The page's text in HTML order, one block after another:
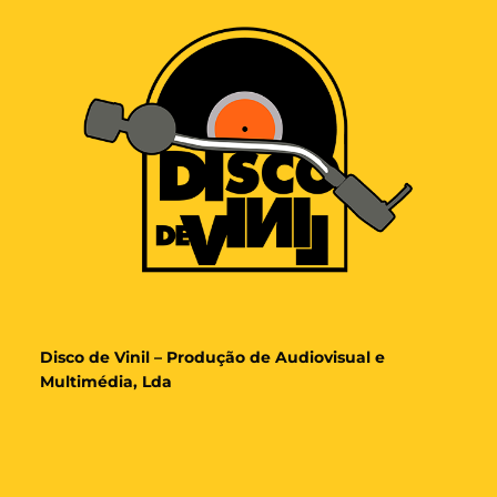
Disco de Vinil – Produção de Audiovisual e
Multimédia, Lda